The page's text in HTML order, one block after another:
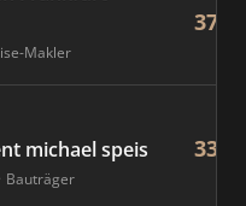
Makler
37
michael speis
Bauträger
33